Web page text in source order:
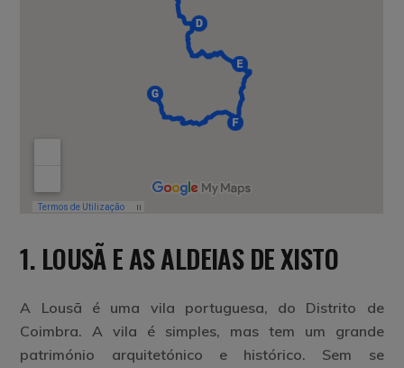
1. LOUSÃ E AS ALDEIAS DE XISTO
A Lousã é uma vila portuguesa, do Distrito de
Coimbra. A vila é simples, mas tem um grande
património arquitetónico e histórico. Sem se